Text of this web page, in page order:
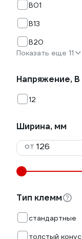
B01
B13
B20
Показать еще 11
Напряжение, В
12
Ширина, мм
от
Тип клемм
стандартные
толстый конус